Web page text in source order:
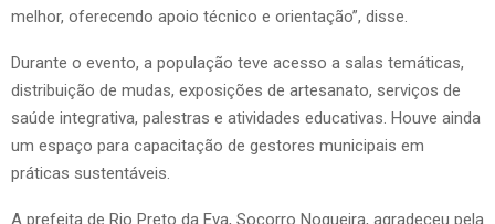
melhor, oferecendo apoio técnico e orientação”, disse.
Durante o evento, a população teve acesso a salas temáticas,
distribuição de mudas, exposições de artesanato, serviços de
saúde integrativa, palestras e atividades educativas. Houve ainda
um espaço para capacitação de gestores municipais em
práticas sustentáveis.
A prefeita de Rio Preto da Eva, Socorro Nogueira, agradeceu pela